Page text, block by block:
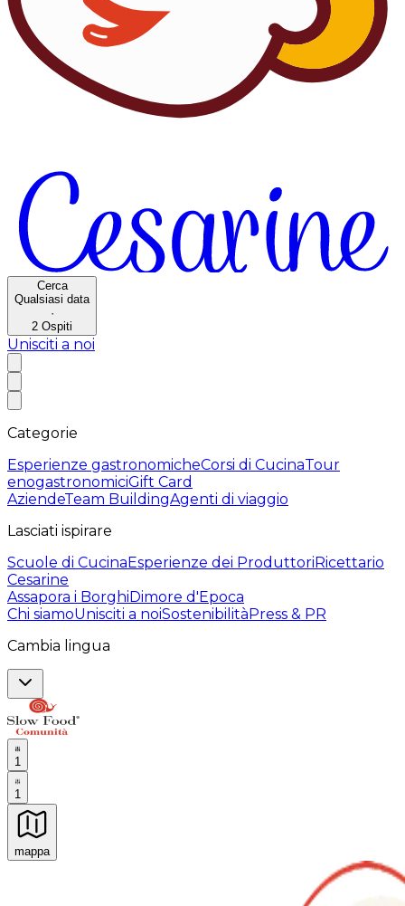
Cerca
Qualsiasi data
·
2 Ospiti
Unisciti a noi
Categorie
Esperienze gastronomicheCorsi di CucinaTour
enogastronomiciGift Card
AziendeTeam BuildingAgenti di viaggio
Lasciati ispirare
Scuole di CucinaEsperienze dei ProduttoriRicettario
Cesarine
Assapora i BorghiDimore d'Epoca
Chi siamoUnisciti a noiSostenibilitàPress & PR
Cambia lingua
1
1
mappa
Esperienze culinarie indimenticabili: Esperienze